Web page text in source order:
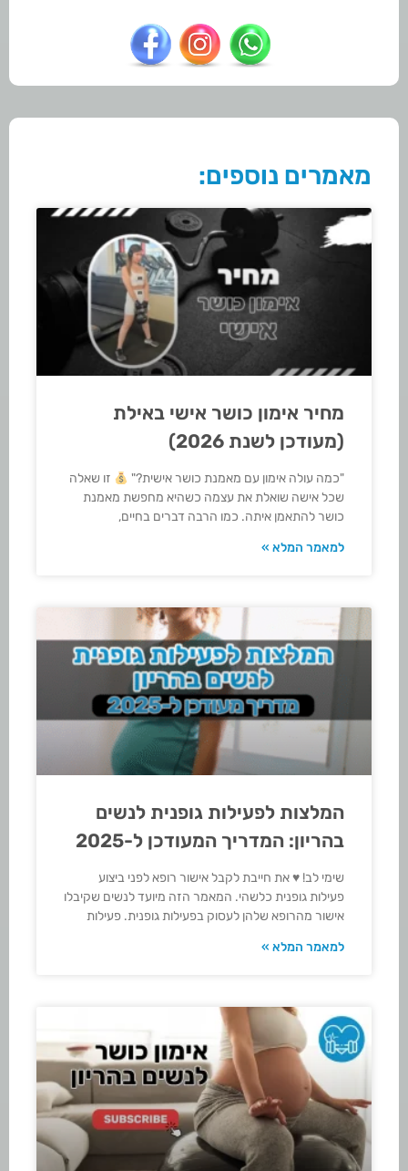
מאמרים נוספים:
מחיר אימון כושר אישי באילת
(מעודכן לשנת 2026)
"כמה עולה אימון עם מאמנת כושר אישית?"
זו שאלה
שכל אישה שואלת את עצמה כשהיא מחפשת מאמנת
כושר להתאמן איתה. כמו הרבה דברים בחיים,
למאמר המלא »
המלצות לפעילות גופנית לנשים
בהריון: המדריך המעודכן ל-2025
שימי לב! ♥ את חייבת לקבל אישור רופא לפני ביצוע
פעילות גופנית כלשהי. המאמר הזה מיועד לנשים שקיבלו
אישור מהרופא שלהן לעסוק בפעילות גופנית. פעילות
למאמר המלא »